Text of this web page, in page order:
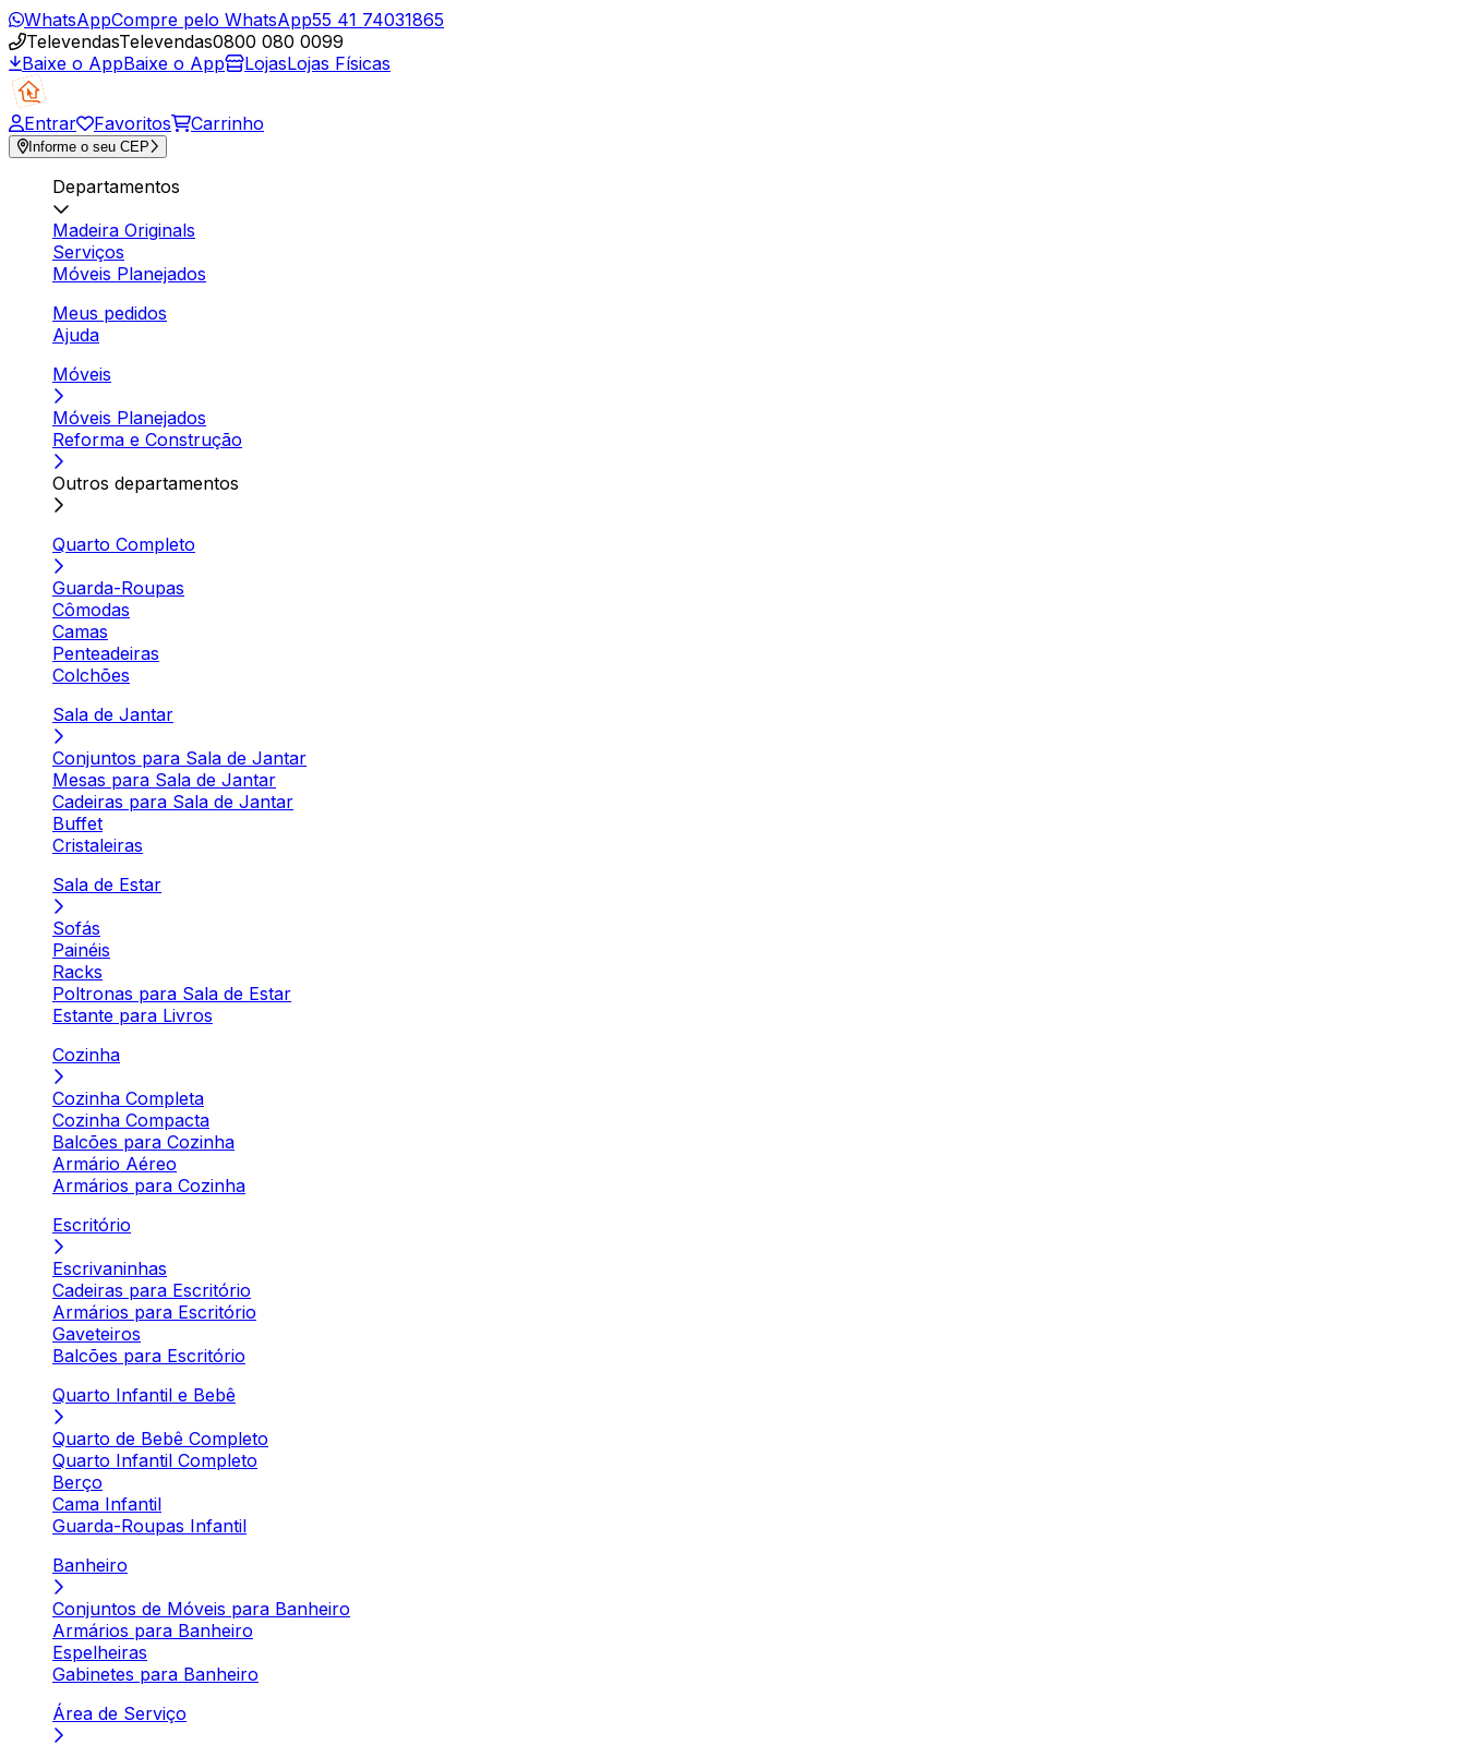
WhatsAppCompre pelo WhatsApp55 41 74031865
TelevendasTelevendas0800 080 0099
Baixe o AppBaixe o App LojasLojas Físicas
Entrar Favoritos Carrinho
Informe o seu CEP
Departamentos
Madeira Originals
Serviços
Móveis Planejados
Meus pedidos
Ajuda
Móveis
Móveis Planejados
Reforma e Construção
Outros departamentos
Quarto Completo
Guarda-Roupas
Cômodas
Camas
Penteadeiras
Colchões
Sala de Jantar
Conjuntos para Sala de Jantar
Mesas para Sala de Jantar
Cadeiras para Sala de Jantar
Buffet
Cristaleiras
Sala de Estar
Sofás
Painéis
Racks
Poltronas para Sala de Estar
Estante para Livros
Cozinha
Cozinha Completa
Cozinha Compacta
Balcões para Cozinha
Armário Aéreo
Armários para Cozinha
Escritório
Escrivaninhas
Cadeiras para Escritório
Armários para Escritório
Gaveteiros
Balcões para Escritório
Quarto Infantil e Bebê
Quarto de Bebê Completo
Quarto Infantil Completo
Berço
Cama Infantil
Guarda-Roupas Infantil
Banheiro
Conjuntos de Móveis para Banheiro
Armários para Banheiro
Espelheiras
Gabinetes para Banheiro
Área de Serviço